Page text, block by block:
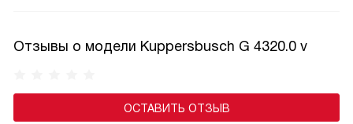
перекрывают водоснабжение агрегата.
Отзывы о модели Kuppersbusch G 4320.0 v
ОСТАВИТЬ ОТЗЫВ